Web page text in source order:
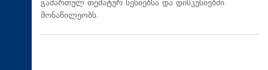
გამართულ თემატურ სესიებსა და დისკუსიებში
მონაწილეობს.